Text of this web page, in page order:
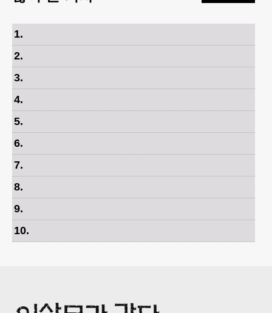
1.
2.
3.
4.
5.
6.
7.
8.
9.
10.